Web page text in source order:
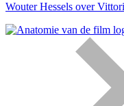
Wouter Hessels over